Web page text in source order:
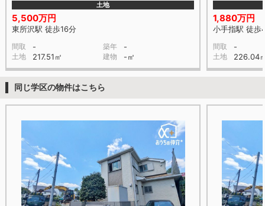
土地
5,500万円
東所沢駅 徒歩16分
間取 - 築年 -
土地 217.51㎡ 建物 -㎡
1,880万円
小手指駅 徒歩
間取 -
土地 226.04
同じ学区の物件はこちら